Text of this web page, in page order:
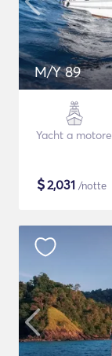
M/Y 89
Yacht a motore
$2,031 /notte